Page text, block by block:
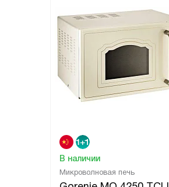
Микроволновая печь
В наличии